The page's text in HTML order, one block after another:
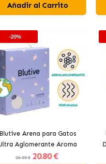
Añadir al Carrito
-20%
Blutive Arena para Gatos
Aglomerante Aroma
Lavanda
26.00 € 20.80 €